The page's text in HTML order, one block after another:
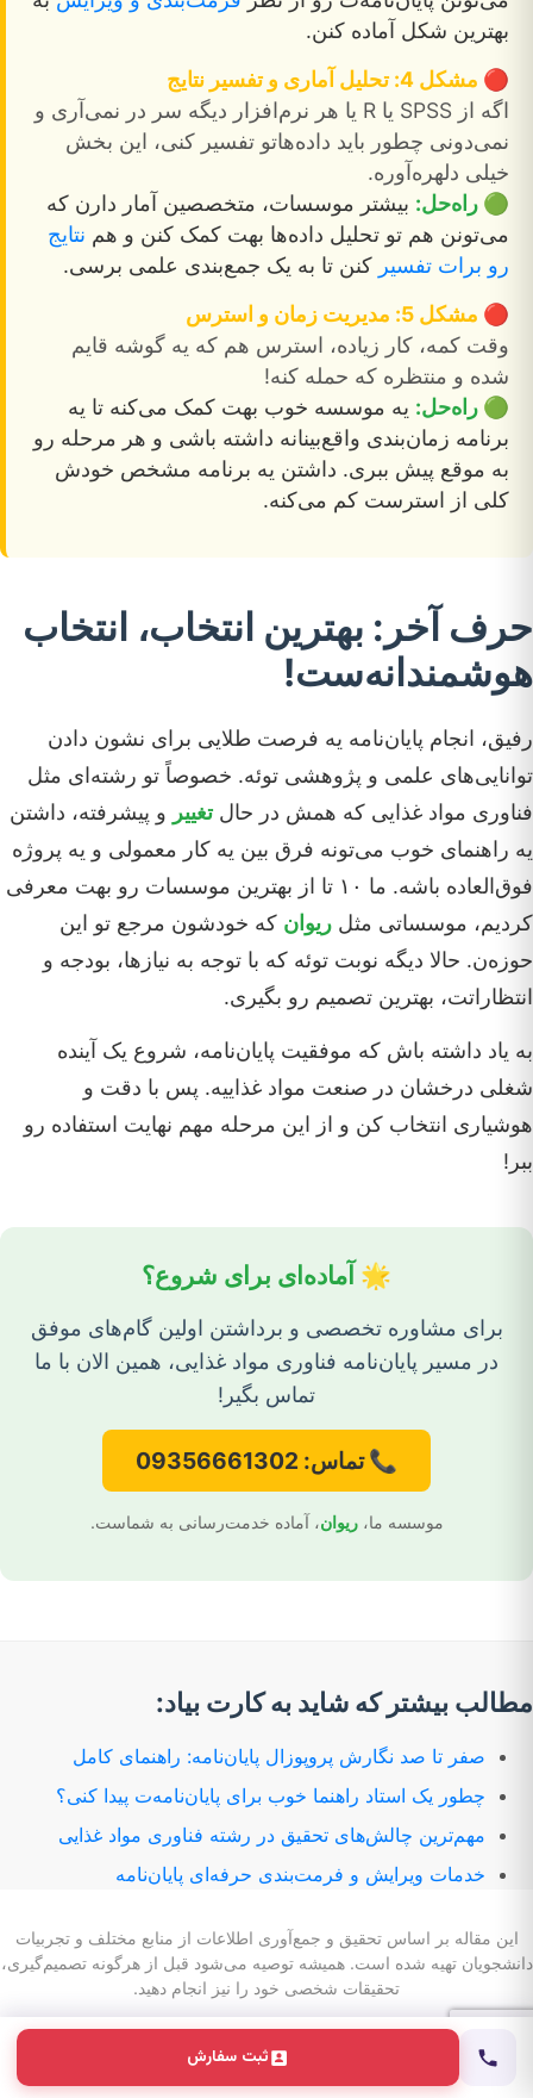
ثبت سفارش
بهترین شکل آماده کنن.
🔴 مشکل 4: تحلیل آماری و تفسیر نتایج
اگه از SPSS یا R یا هر نرم‌افزار دیگه سر در نمی‌آری و
نمی‌دونی چطور باید داده‌هاتو تفسیر کنی، این بخش
خیلی دلهره‌آوره.
🟢 راه‌حل: بیشتر موسسات، متخصصین آمار دارن که
می‌تونن هم تو تحلیل داده‌ها بهت کمک کنن و هم نتایج
رو برات تفسیر کنن تا به یک جمع‌بندی علمی برسی.
🔴 مشکل 5: مدیریت زمان و استرس
وقت کمه، کار زیاده، استرس هم که یه گوشه قایم
شده و منتظره که حمله کنه!
🟢 راه‌حل: یه موسسه خوب بهت کمک می‌کنه تا یه
برنامه زمان‌بندی واقع‌بینانه داشته باشی و هر مرحله رو
به موقع پیش ببری. داشتن یه برنامه مشخص خودش
کلی از استرست کم می‌کنه.
حرف آخر: بهترین انتخاب، انتخاب
هوشمندانه‌ست!
رفیق، انجام پایان‌نامه یه فرصت طلایی برای نشون دادن
توانایی‌های علمی و پژوهشی توئه. خصوصاً تو رشته‌ای مثل
فناوری مواد غذایی که همش در حالتغییر و پیشرفته، داشتن
یه راهنمای خوب می‌تونه فرق بین یه کار معمولی و یه پروژه
فوق‌العاده باشه. ما ۱۰ تا از بهترین موسسات رو بهت معرفی
کردیم، موسساتی مثل ریوان که خودشون مرجع تو این
حوزه‌ن. حالا دیگه نوبت توئه که با توجه به نیازها، بودجه و
انتظاراتت، بهترین تصمیم رو بگیری.
به یاد داشته باش که موفقیت پایان‌نامه، شروع یک آینده
شغلی درخشان در صنعت مواد غذاییه. پس با دقت و
هوشیاری انتخاب کن و از این مرحله مهم نهایت استفاده رو
ببر!
🌟 آماده‌ای برای شروع؟
برای مشاوره تخصصی و برداشتن اولین گام‌های موفق
در مسیر پایان‌نامه فناوری مواد غذایی، همین الان با ما
تماس بگیر!
📞 تماس: 09356661302
موسسه ما،ریوان، آماده خدمت‌رسانی به شماست.
مطالب بیشتر که شاید به کارت بیاد:
صفر تا صد نگارش پروپوزال پایان‌نامه: راهنمای کامل
چطور یک استاد راهنما خوب برای پایان‌نامه‌ت پیدا کنی؟
مهم‌ترین چالش‌های تحقیق در رشته فناوری مواد غذایی
خدمات ویرایش و فرمت‌بندی حرفه‌ای پایان‌نامه
این مقاله بر اساس تحقیق و جمع‌آوری اطلاعات از منابع مختلف و تجربیات
دانشجویان تهیه شده است. همیشه توصیه می‌شود قبل از هرگونه تصمیم‌گیری،
تحقیقات شخصی خود را نیز انجام دهید.
1. "تئصص" instead of "تخصص" (in "مرکز تحقیقاتی پارسیان"